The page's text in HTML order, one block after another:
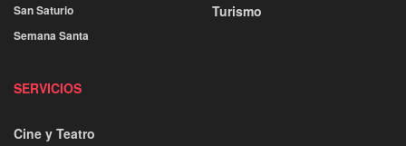
San Saturio
Semana Santa
Turismo
SERVICIOS
Cine y Teatro